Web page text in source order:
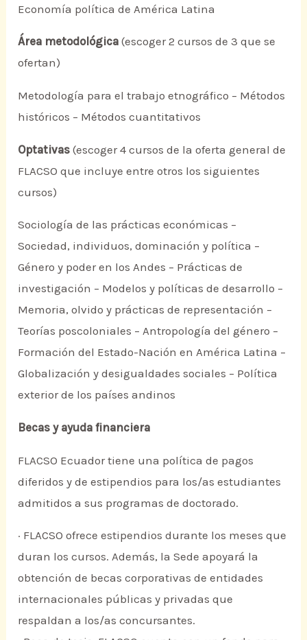
Economía política de América Latina
Área metodológica (escoger 2 cursos de 3 que se
ofertan)
Metodología para el trabajo etnográfico – Métodos
históricos – Métodos cuantitativos
Optativas (escoger 4 cursos de la oferta general de
FLACSO que incluye entre otros los siguientes
cursos)
Sociología de las prácticas económicas –
Sociedad, individuos, dominación y política –
Género y poder en los Andes – Prácticas de
investigación – Modelos y políticas de desarrollo –
Memoria, olvido y prácticas de representación –
Teorías poscoloniales – Antropología del género –
Formación del Estado-Nación en América Latina –
Globalización y desigualdades sociales – Política
exterior de los países andinos
Becas y ayuda financiera
FLACSO Ecuador tiene una política de pagos
diferidos y de estipendios para los/as estudiantes
admitidos a sus programas de doctorado.
· FLACSO ofrece estipendios durante los meses que
duran los cursos. Además, la Sede apoyará la
obtención de becas corporativas de entidades
internacionales públicas y privadas que
respaldan a los/as concursantes.